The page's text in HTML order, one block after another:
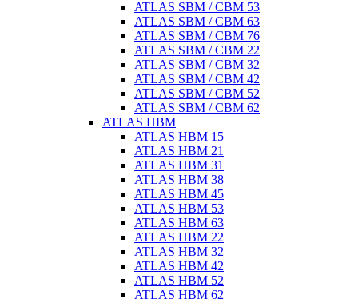
ATLAS SBM / CBM 53
ATLAS SBM / CBM 63
ATLAS SBM / CBM 76
ATLAS SBM / CBM 22
ATLAS SBM / CBM 32
ATLAS SBM / CBM 42
ATLAS SBM / CBM 52
ATLAS SBM / CBM 62
ATLAS HBM
ATLAS HBM 15
ATLAS HBM 21
ATLAS HBM 31
ATLAS HBM 38
ATLAS HBM 45
ATLAS HBM 53
ATLAS HBM 63
ATLAS HBM 22
ATLAS HBM 32
ATLAS HBM 42
ATLAS HBM 52
ATLAS HBM 62